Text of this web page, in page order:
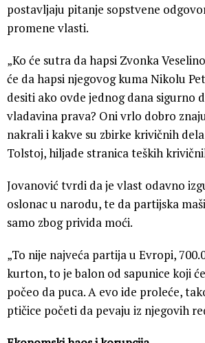
postavljaju pitanje sopstvene
promene vlasti.
„Ko će sutra da hapsi Zvonka
će da hapsi njegovog kuma Nikolu
desiti ako ovde jednog dana sigurno
vladavina prava? Oni vrlo dobro
nakrali i kakve su zbirke krivičnih
Tolstoj, hiljade stranica teških
Jovanović tvrdi da je vlast odavno
oslonac u narodu, te da partijska
samo zbog privida moći.
„To nije najveća partija u Evropi,
kurton, to je balon od sapunice koji
počeo da puca. A evo ide proleće,
ptičice početi da pevaju iz njegovih